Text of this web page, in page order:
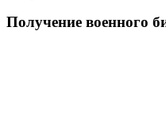
Получение военного